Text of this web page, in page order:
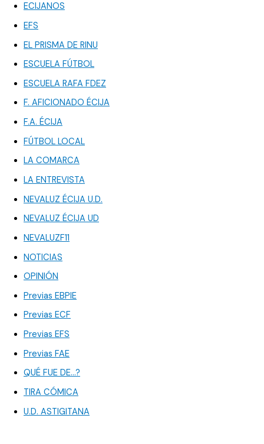
ECIJANOS
EFS
EL PRISMA DE RINU
ESCUELA FÚTBOL
ESCUELA RAFA FDEZ
F. AFICIONADO ÉCIJA
F.A. ÉCIJA
FÚTBOL LOCAL
LA COMARCA
LA ENTREVISTA
NEVALUZ ÉCIJA U.D.
NEVALUZ ÉCIJA UD
NEVALUZF11
NOTICIAS
OPINIÓN
Previas EBPIE
Previas ECF
Previas EFS
Previas FAE
QUÉ FUE DE…?
TIRA CÓMICA
U.D. ASTIGITANA